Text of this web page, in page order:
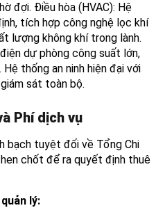
đợi. Điều hòa (HVAC): Hệ
tích hợp công nghệ lọc khí
lượng không khí trong lành.
dự phòng công suất lớn,
thống an ninh hiện đại với
sát toàn bộ.
Phí dịch vụ
bạch tuyệt đối về Tổng Chi
chốt để ra quyết định thuê
lý: